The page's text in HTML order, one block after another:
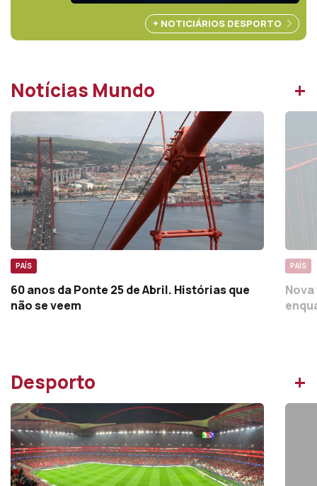
+ NOTICIÁRIOS DESPORTO
Notícias Mundo +
PAÍS
60 anos da Ponte 25 de Abril. Histórias que
não se veem
PAÍS
Desporto +